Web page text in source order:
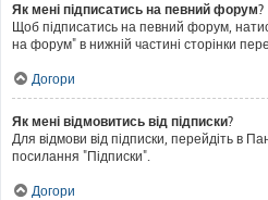
Як мені підписатись на певний форум?
Щоб підписатись на певний форум,
на форум" в нижній частині сторінки
Догори
Як мені відмовитись від підписки?
Для відмови від підписки, перейдіть в
посилання "Підписки".
Догори